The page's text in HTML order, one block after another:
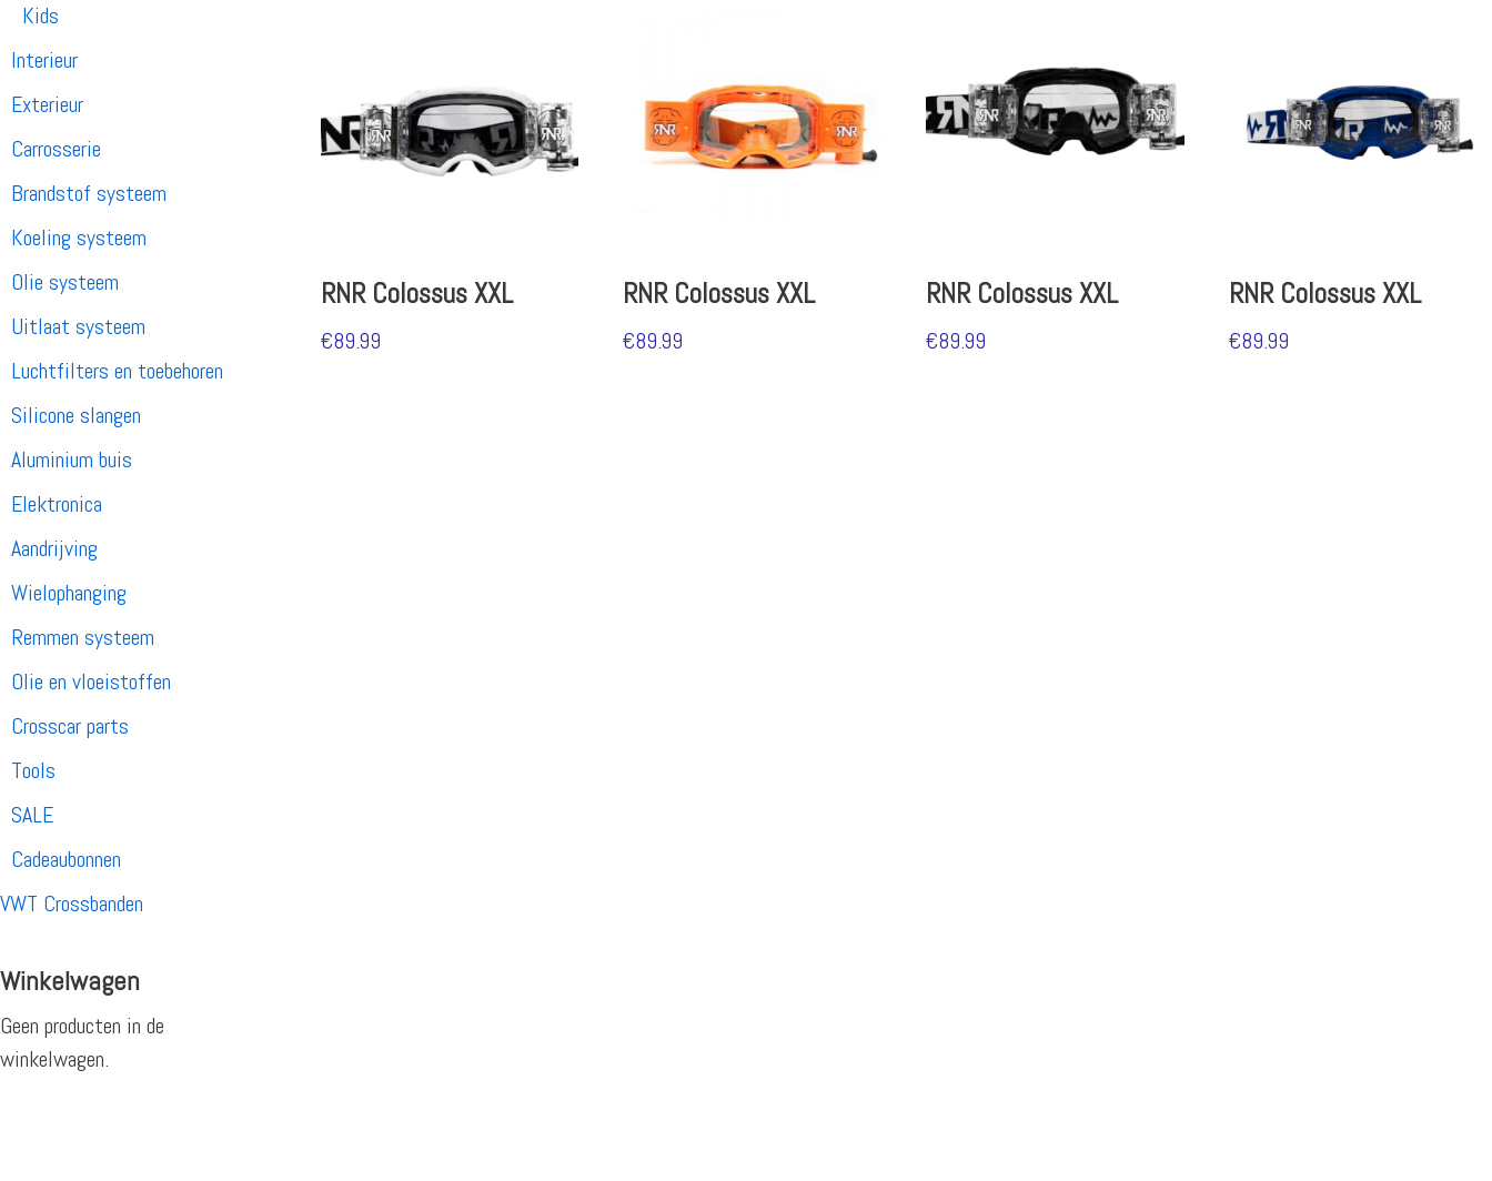
Kids
Interieur
Exterieur
Carrosserie
Brandstof systeem
Koeling systeem
Olie systeem
Uitlaat systeem
Luchtfilters en toebehoren
Silicone slangen
Aluminium buis
Elektronica
Aandrijving
Wielophanging
Remmen systeem
Olie en vloeistoffen
Crosscar parts
Tools
SALE
Cadeaubonnen
VWT Crossbanden
Winkelwagen
Geen producten in de
winkelwagen.
RNR Colossus XXL
€89.99
RNR Colossus XXL
€89.99
RNR Colossus XXL
€89.99
RNR Colossus XXL
€89.99